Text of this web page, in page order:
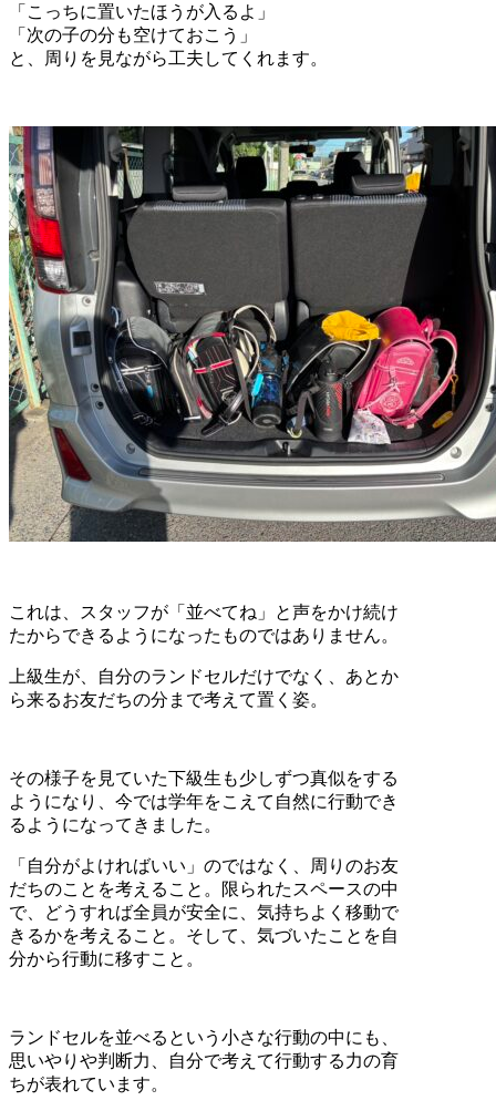
「こっちに置いたほうが入るよ」
「次の子の分も空けておこう」
と、周りを見ながら工夫してくれます。
これは、スタッフが「並べてね」と声をかけ続け
たからできるようになったものではありません。
上級生が、自分のランドセルだけでなく、あとか
ら来るお友だちの分まで考えて置く姿。
その様子を見ていた下級生も少しずつ真似をする
ようになり、今では学年をこえて自然に行動でき
るようになってきました。
「自分がよければいい」のではなく、周りのお友
だちのことを考えること。限られたスペースの中
で、どうすれば全員が安全に、気持ちよく移動で
きるかを考えること。そして、気づいたことを自
分から行動に移すこと。
ランドセルを並べるという小さな行動の中にも、
思いやりや判断力、自分で考えて行動する力の育
ちが表れています。